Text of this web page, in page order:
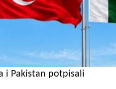
i Pakistan potpisali